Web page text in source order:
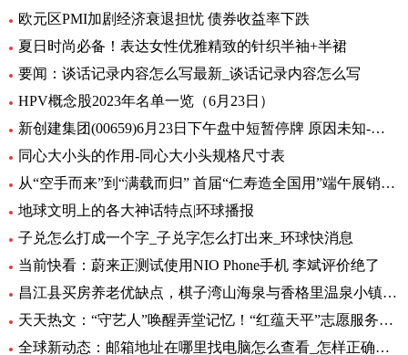
欧元区PMI加剧经济衰退担忧 债券收益率下跌
夏日时尚必备！表达女性优雅精致的针织半袖+半裙
要闻：谈话记录内容怎么写最新_谈话记录内容怎么写
HPV概念股2023年名单一览（6月23日）
新创建集团(00659)6月23日下午盘中短暂停牌 原因未知-环球热闻
同心大小头的作用-同心大小头规格尺寸表
从“空手而来”到“满载而归” 首届“仁寿造全国用”端午展销会开幕_全球观天下
地球文明上的各大神话特点|环球播报
子兑怎么打成一个字_子兑字怎么打出来_环球快消息
当前快看：蔚来正测试使用NIO Phone手机 李斌评价绝了
昌江县买房养老优缺点，棋子湾山海泉与香格里温泉小镇养老生活成本对比！-全球今亮点
天天热文：“守艺人”唤醒弄堂记忆！“红蕴天平”志愿服务营造项目启动
全球新动态：邮箱地址在哪里找电脑怎么查看_怎样正确填写邮箱地址